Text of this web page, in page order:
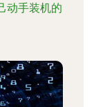
动手装机的